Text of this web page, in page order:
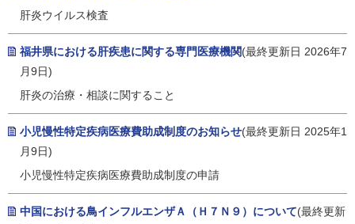
肝炎ウイルス検査
福井県における肝疾患に関する専門医療機関(最終更新日 2026年7
月9日)
肝炎の治療・相談に関すること
小児慢性特定疾病医療費助成制度のお知らせ(最終更新日 2025年1
月9日)
小児慢性特定疾病医療費助成制度の申請
中国における鳥インフルエンザＡ（Ｈ７Ｎ９）について(最終更新